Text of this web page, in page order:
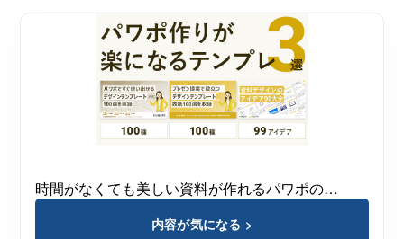
時間がなくても美しい資料が作れるパワポの…
内容が気になる >